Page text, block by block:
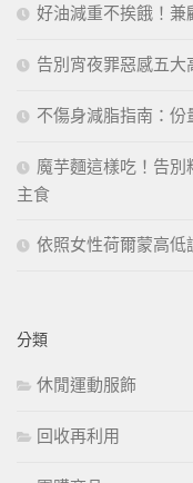
好油減重不挨餓！兼
告別宵夜罪惡感五大
不傷身減脂指南：
魔芋麵這樣吃！告
主食
依照女性荷爾蒙高低
分類
休閒運動服飾
回收再利用